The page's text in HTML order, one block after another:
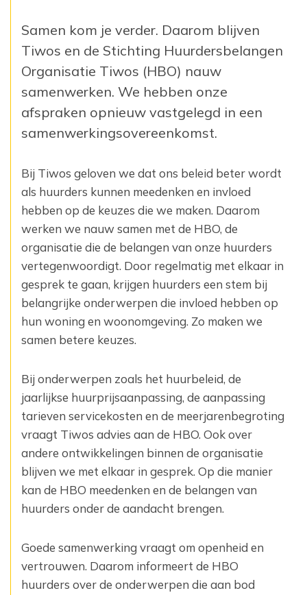
Samen kom je verder. Daarom blijven
Tiwos en de Stichting Huurdersbelangen
Organisatie Tiwos (HBO) nauw
samenwerken. We hebben onze
afspraken opnieuw vastgelegd in een
samenwerkingsovereenkomst.
Bij Tiwos geloven we dat ons beleid beter wordt
als huurders kunnen meedenken en invloed
hebben op de keuzes die we maken. Daarom
werken we nauw samen met de HBO, de
organisatie die de belangen van onze huurders
vertegenwoordigt. Door regelmatig met elkaar in
gesprek te gaan, krijgen huurders een stem bij
belangrijke onderwerpen die invloed hebben op
hun woning en woonomgeving. Zo maken we
samen betere keuzes.
Bij onderwerpen zoals het huurbeleid, de
jaarlijkse huurprijsaanpassing, de aanpassing
tarieven servicekosten en de meerjarenbegroting
vraagt Tiwos advies aan de HBO. Ook over
andere ontwikkelingen binnen de organisatie
blijven we met elkaar in gesprek. Op die manier
kan de HBO meedenken en de belangen van
huurders onder de aandacht brengen.
Goede samenwerking vraagt om openheid en
vertrouwen. Daarom informeert de HBO
huurders over de onderwerpen die aan bod